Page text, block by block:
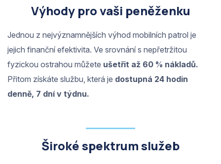
Výhody pro vaši peněženku
Jednou z nejvýznamnějších výhod mobilních patrol je
jejich finanční efektivita. Ve srovnání s nepřetržitou
fyzickou ostrahou můžete ušetřit až 60 % nákladů.
Přitom získáte službu, která je dostupná 24 hodin
denně, 7 dní v týdnu.
Široké spektrum služeb